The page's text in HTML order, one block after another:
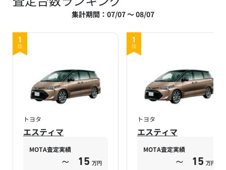
集計期間：07/07 ～ 08/07
1
位
トヨタ
エスティマ
MOTA査定実績
～ 15 万円
1
位
トヨタ
エスティマ
MOTA査定実績
～ 15 万円